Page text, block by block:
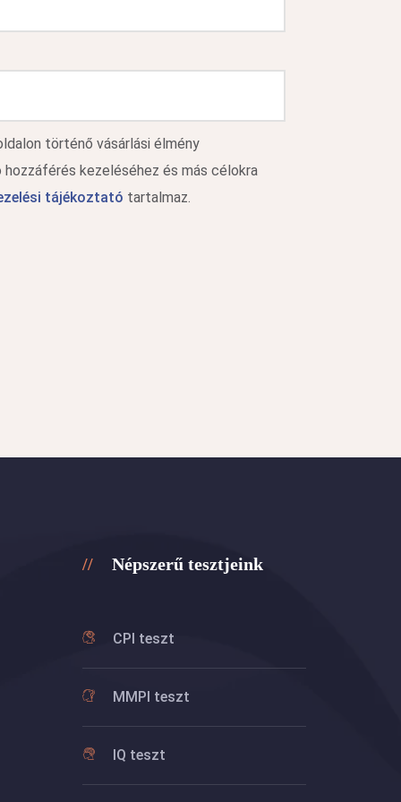
történő vásárlási élmény
kezeléséhez és más célokra
tájékoztató tartalmaz.
Népszerű tesztjeink
CPI teszt
MMPI teszt
IQ teszt